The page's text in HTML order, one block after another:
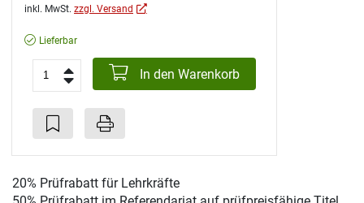
inkl. MwSt. zzgl. Versand
Lieferbar
In den Warenkorb
20% Prüfrabatt für Lehrkräfte